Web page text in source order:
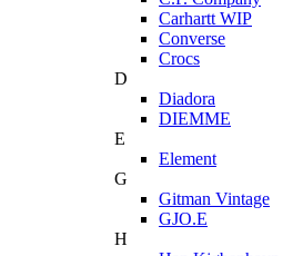
Carhartt WIP
Converse
Crocs
D
Diadora
DIEMME
E
Element
G
Gitman Vintage
GJO.E
H